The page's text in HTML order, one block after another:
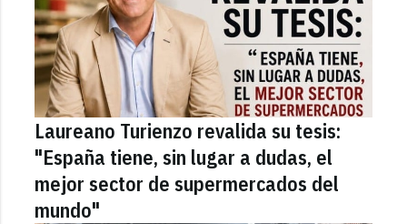
Laureano Turienzo revalida su tesis:
"España tiene, sin lugar a dudas, el
mejor sector de supermercados del
mundo"